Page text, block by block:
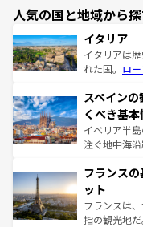
人気の国と地域から
イタリア
イタリアは
れた国。 ロ
ろん、トス
景など、自
ピザやパス
できる。朝
なお、新着
しい。
スペイン
くべき基
イベリア半
注ぐ地中海
文化が根付
れる闘牛、
る。首都マ
アートに溢
フランス
ット
フランスは
指の観光地